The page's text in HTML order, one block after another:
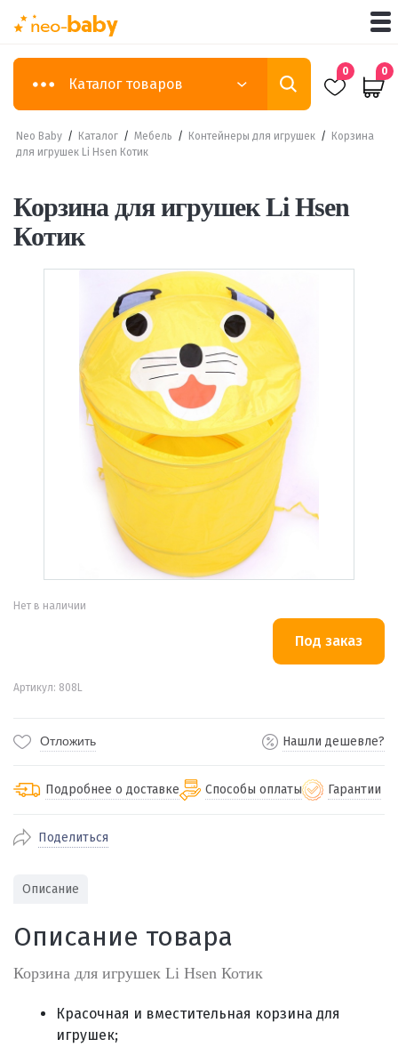
Каталог товаров
0 0
Neo Baby / Каталог / Мебель / Контейнеры для игрушек /
Корзина
для игрушек Li Hsen Котик
Корзина для игрушек Li Hsen
Котик
Нет в наличии
Артикул: 808L
Отложить Нашли дешевле?
Подробнее о доставке
По Екатеринбургу бесплатная
Отправляем во все регионы России
службами Пэк, Кит, Луч, Сдэк, Озон
доставка, Почта РФ или любой другой
Способы оплаты
Через СБП при получении (для
Екатеринбурга и близлежащих
городов)
Оплата по счету для юридических лиц
Гарантии
Поделиться
Описание
Описание товара
Корзина для игрушек Li Hsen Котик
Красочная и вместительная корзина для
игрушек;